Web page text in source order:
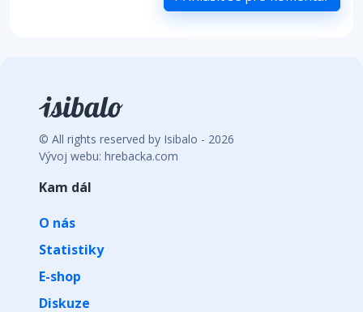
© All rights reserved by Isibalo - 2026
Vývoj webu: hrebacka.com
Kam dál
O nás
Statistiky
E-shop
Diskuze